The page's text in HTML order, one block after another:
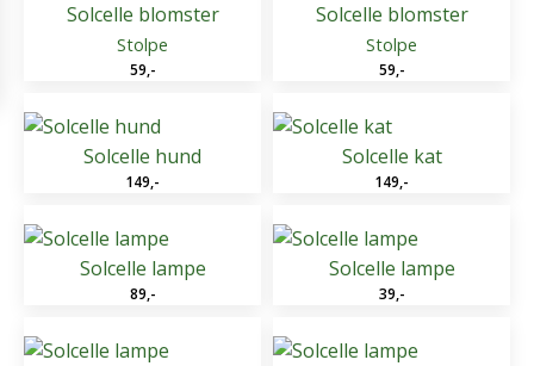
Solcelle blomster
Stolpe
59,-
Solcelle blomster
Stolpe
59,-
Solcelle hund
149,-
Solcelle kat
149,-
Solcelle lampe
89,-
Solcelle lampe
39,-